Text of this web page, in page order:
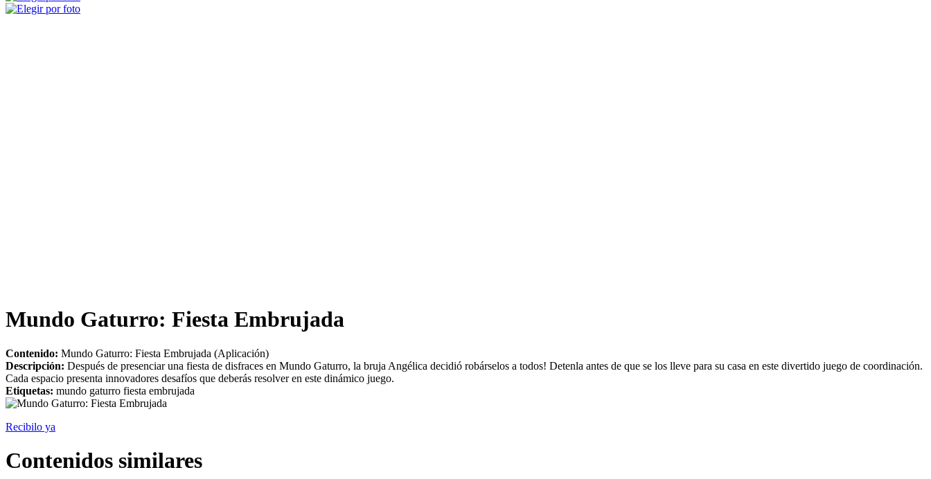
Mundo Gaturro: Fiesta Embrujada
Contenido: Mundo Gaturro: Fiesta Embrujada (Aplicación)
Descripción: Después de presenciar una fiesta de disfraces en Mundo Gaturro, la bruja Angélica decidió robárselos a todos! Detenla antes de que se los lleve para su casa en este divertido juego de coordinación.
Cada espacio presenta innovadores desafíos que deberás resolver en este dinámico juego.
Etiquetas: mundo gaturro fiesta embrujada
Recibilo ya
Contenidos similares